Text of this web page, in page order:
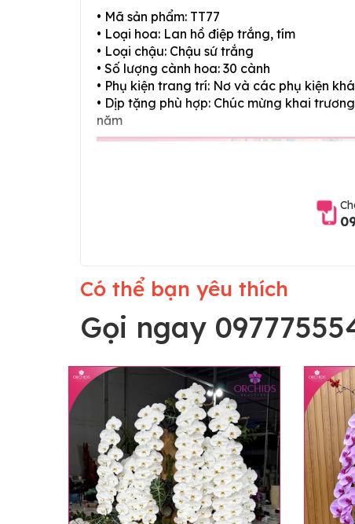
• Mã sản phẩm: TT77
• Loại hoa: Lan hồ điệp trắng, tím
• Loại chậu: Chậu sứ trắng
• Số lượng cành hoa: 30 cành
• Phụ kiện trang trí: Nơ và các phụ kiện
• Dịp tặng phù hợp: Chúc mừng khai
năm
Có thể bạn yêu thích
Gọi ngay